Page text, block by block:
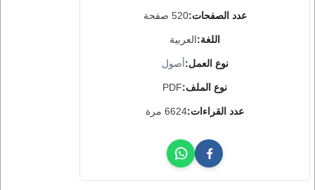
عدد الصفحات:520 صفحة
اللغة:العربية
نوع العمل:أصول
نوع الملف:PDF
عدد القراءات:6624 مرة